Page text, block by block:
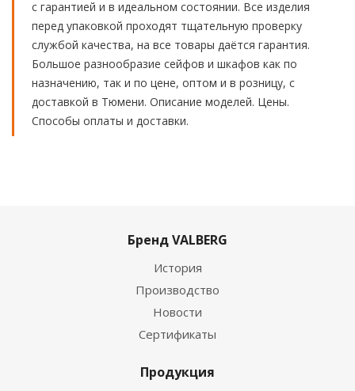
с гарантией и в идеальном состоянии. Все изделия
перед упаковкой проходят тщательную проверку
службой качества, на все товары даётся гарантия.
Большое разнообразие сейфов и шкафов как по
назначению, так и по цене, оптом и в розницу, с
доставкой в Тюмени. Описание моделей. Цены.
Способы оплаты и доставки.
Бренд VALBERG
История
Производство
Новости
Сертификаты
Продукция